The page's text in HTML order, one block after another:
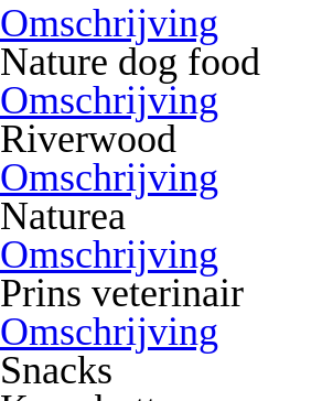
Omschrijving
Nature dog food
Omschrijving
Riverwood
Omschrijving
Naturea
Omschrijving
Prins veterinair
Omschrijving
Snacks